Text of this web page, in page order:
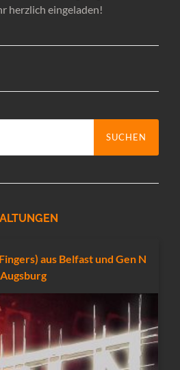
herzlich eingeladen!
aus Belfast und Gen N